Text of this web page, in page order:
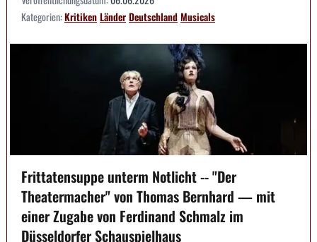
Kategorien:KritikenLänderDeutschlandMusicals
Frittatensuppe unterm Notlicht -- "Der
Theatermacher" von Thomas Bernhard — mit
einer Zugabe von Ferdinand Schmalz im
Düsseldorfer Schauspielhaus